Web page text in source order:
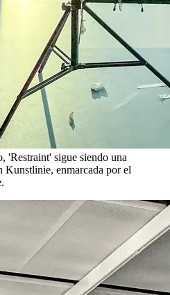
'Restraint' sigue siendo una
Kunstlinie, enmarcada por el